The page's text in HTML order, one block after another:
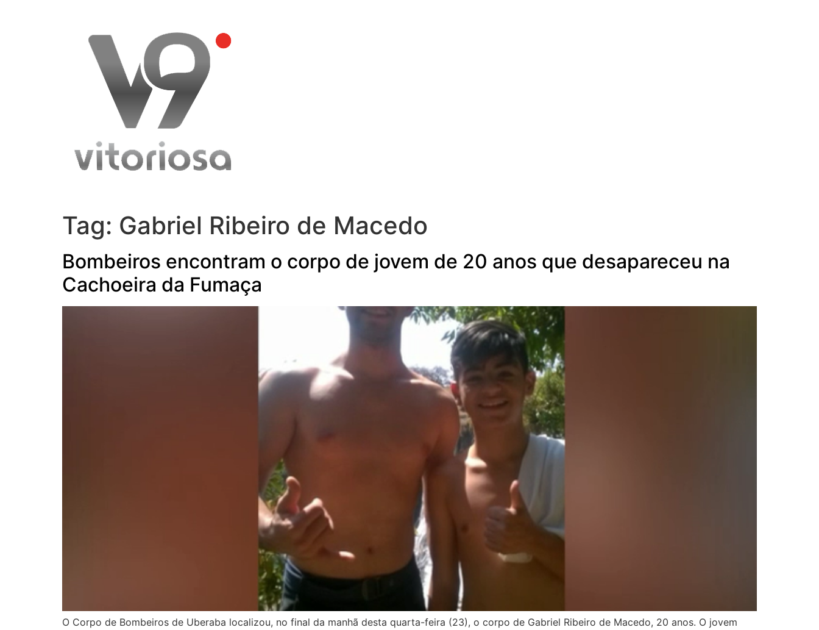
Tag: Gabriel Ribeiro de Macedo
Bombeiros encontram o corpo de jovem de 20 anos que desapareceu na
Cachoeira da Fumaça
O Corpo de Bombeiros de Uberaba localizou, no final da manhã desta quarta-feira (23), o corpo de Gabriel Ribeiro de Macedo, 20 anos. O jovem